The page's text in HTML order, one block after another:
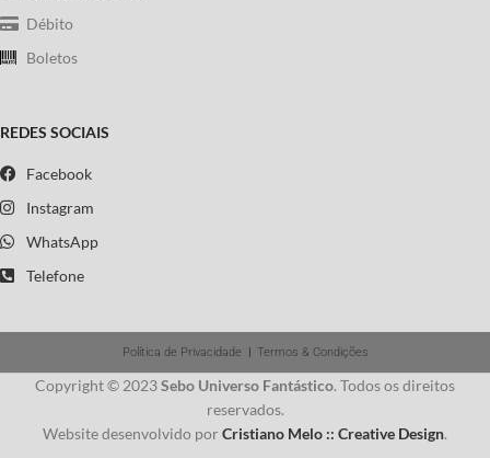
Débito
Boletos
REDES SOCIAIS
Facebook
Instagram
WhatsApp
Telefone
Política de Privacidade | Termos & Condições
Copyright © 2023Sebo Universo Fantástico. Todos os direitos
reservados.
Website desenvolvido por Cristiano Melo :: Creative Design.